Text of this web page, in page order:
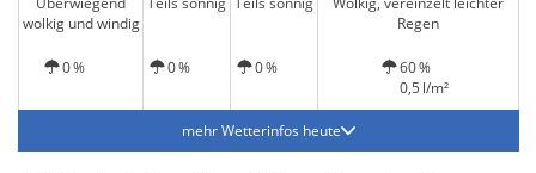
wolkig und windig
Regen
0 % 0 % 0 %
60 %
0,5 l/m²
mehr Wetterinfos heute